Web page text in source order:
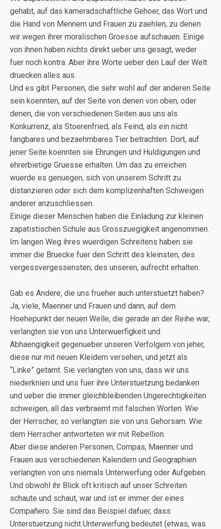
gehabt, auf das kameradschaftliche Gehoer, das Wort und
die Hand von Mennern und Frauen zu zaehlen, zu denen
wir wegen ihrer moralischen Groesse aufschauen. Einige
von ihnen haben nichts direkt ueber uns gesagt, weder
fuer noch kontra. Aber ihre Worte ueber den Lauf der Welt
druecken alles aus.
Und es gibt Personen, die sehr wohl auf der anderen Seite
sein koennten, auf der Seite von denen von oben, oder
denen, die von verschiedenen Seiten aus uns als
Konkurrenz, als Stoerenfried, als Feind, als ein nicht
fangbares und bezaehmbares Tier betrachten. Dort, auf
jener Seite koennten sie Ehrungen und Huldigungen und
ehrerbietige Gruesse erhalten. Um das zu erreichen
wuerde es genuegen, sich von unserem Schritt zu
distanzieren oder sich dem komplizenhaften Schweigen
anderer anzuschliessen.
Einige dieser Menschen haben die Einladung zur kleinen
zapatistischen Schule aus Grosszuegigkeit angenommen.
Im langen Weg ihres wuerdigen Schreitens haben sie
immer die Bruecke fuer den Schritt des kleinsten, des
vergessvergessensten, des unseren, aufrecht erhalten.
Gab es Andere, die uns frueher auch unterstuetzt haben?
Ja, viele, Maenner und Frauen und dann, auf dem
Hoehepunkt der neuen Welle, die gerade an der Reihe war,
verlangten sie von uns Unterwuerfigkeit und
Abhaengigkeit gegenueber unseren Verfolgern von jeher,
diese nur mit neuen Kleidern versehen, und jetzt als
“Linke” getarnt. Sie verlangten von uns, dass wir uns
niederknien und uns fuer ihre Unterstuetzung bedanken
und ueber die immer gleichbleibenden Ungerechtigkeiten
schweigen, all das verbraemt mit falschen Worten. Wie
der Herrscher, so verlangten sie von uns Gehorsam. Wie
dem Herrscher antworteten wir mit Rebellion.
Aber diese anderen Personen, Compas, Maenner und
Frauen aus verschiedenen Kalendern und Geographien
verlangten von uns niemals Unterwerfung oder Aufgeben.
Und obwohl ihr Blick oft kritisch auf unser Schreiten
schaute und schaut, war und ist er immer der eines
Compañero. Sie sind das Beispiel dafuer, dass
Unterstuetzung nicht Unterwerfung bedeutet (etwas, was